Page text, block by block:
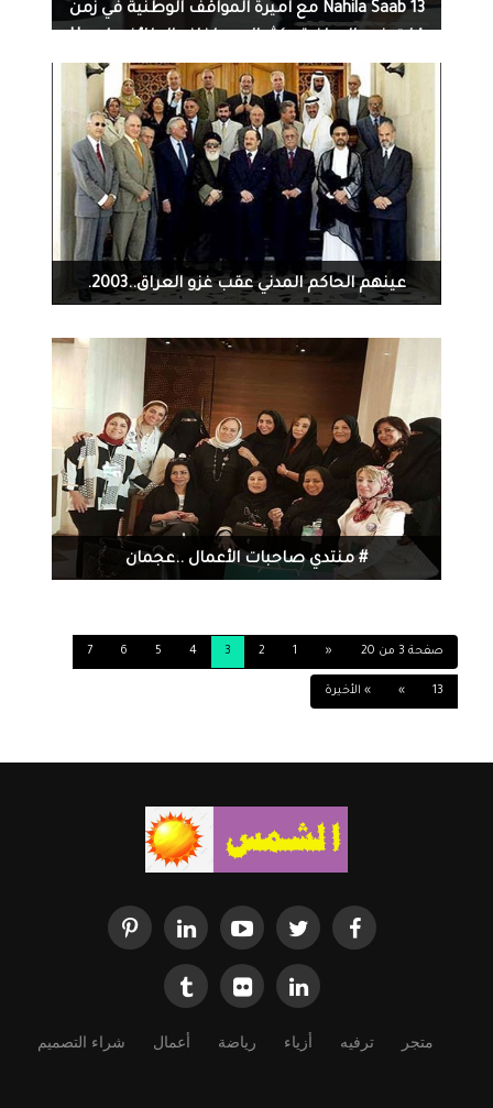
Nahila Saab 13 مع اميرة المواقف الوطنية في زمن
Wahab Arslan. نقابة الصحافة
1046
عينهم الحاكم المدني عقب غزو العراق..2003.
11-12-2016
1347
# منتدي صاحبات الأعمال ..عجمان
صفحة 3 من 20 «
1
2
3
4
5
6
7
13
» » الأخيرة
متجر ترفيه أزياء رياضة أعمال شراء التصميم